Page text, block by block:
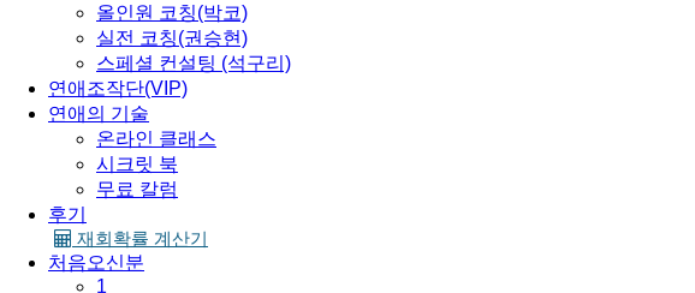
올인원 코칭(박코)
실전 코칭(권승현)
스페셜 컨설팅 (석구리)
연애조작단(VIP)
연애의 기술
온라인 클래스
시크릿 북
무료 칼럼
후기
재회확률 계산기
처음오신분
1